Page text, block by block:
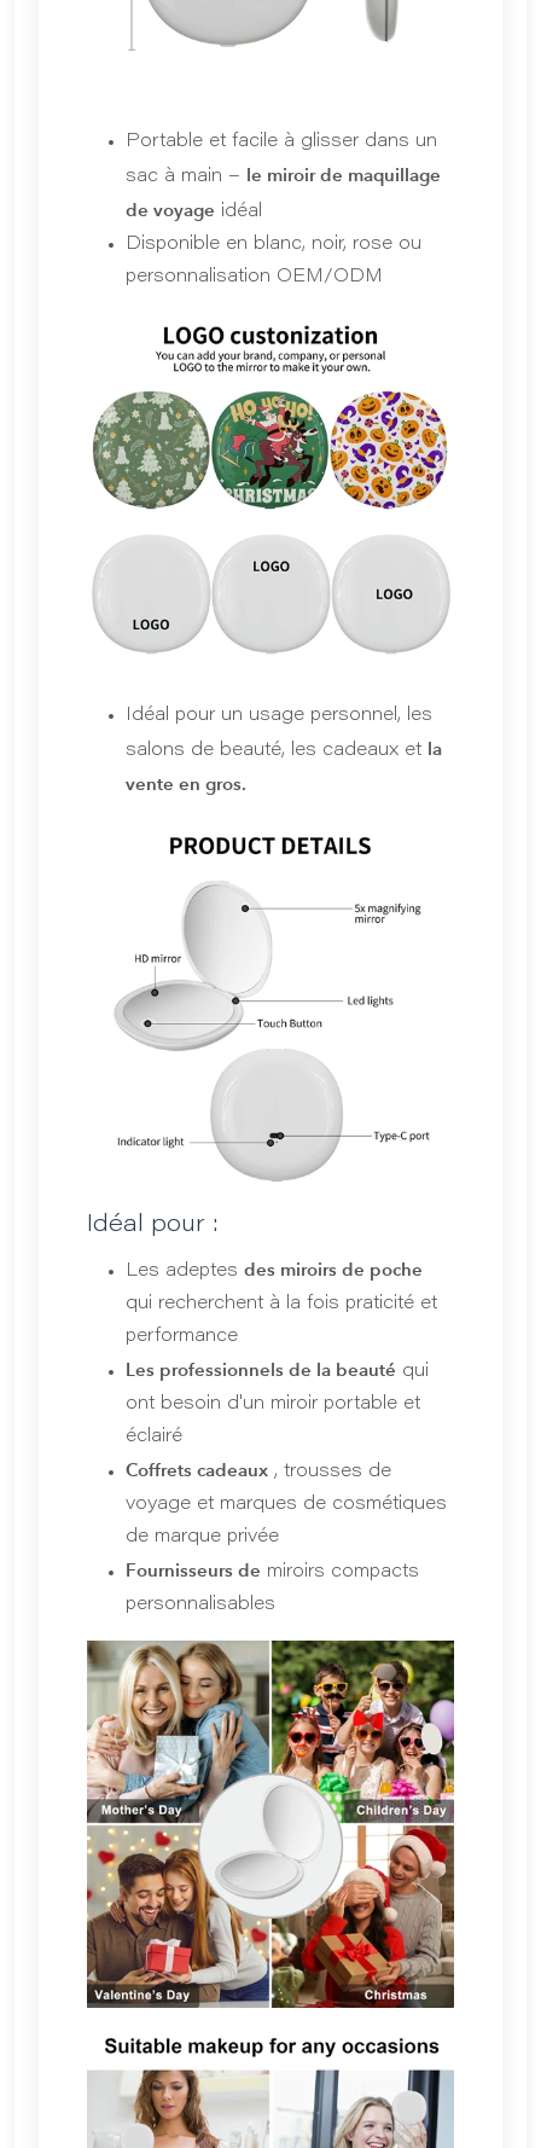
Portable et facile à glisser dans un
sac à main – le miroir de maquillage
de voyage idéal
Disponible en blanc, noir, rose ou
personnalisation OEM/ODM
Idéal pour un usage personnel, les
salons de beauté, les cadeaux et la
vente en gros.
Idéal pour :
Les adeptes des miroirs de poche
qui recherchent à la fois praticité et
performance
Les professionnels de la beauté qui
ont besoin d'un miroir portable et
éclairé
Coffrets cadeaux , trousses de
voyage et marques de cosmétiques
de marque privée
Fournisseurs de miroirs compacts
personnalisables